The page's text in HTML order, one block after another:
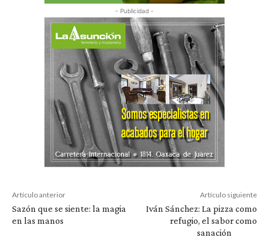
- Publicidad -
Artículo anterior
Sazón que se siente: la magia
en las manos
Artículo siguiente
Iván Sánchez: La pizza como
refugio, el sabor como
sanación